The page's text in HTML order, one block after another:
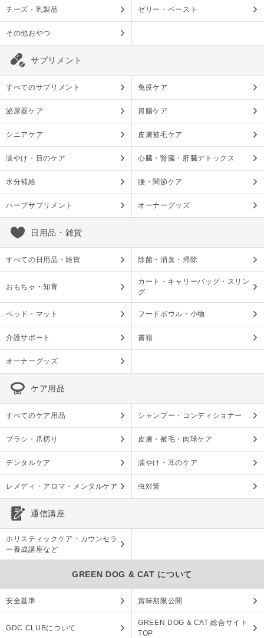
チーズ・乳製品 ゼリー・ペースト
その他おやつ
サプリメント
すべてのサプリメント 免疫ケア
泌尿器ケア 胃腸ケア
シニアケア 皮膚被毛ケア
涙やけ・目のケア 心臓・腎臓・肝臓デトックス
水分補給 腰・関節ケア
ハーブサプリメント オーナーグッズ
日用品・雑貨
すべての日用品・雑貨 除菌・消臭・掃除
おもちゃ・知育
カート・キャリーバッグ・スリン
グ
ベッド・マット フードボウル・小物
介護サポート 書籍
オーナーグッズ
ケア用品
すべてのケア用品 シャンプー・コンディショナー
ブラシ・爪切り 皮膚・被毛・肉球ケア
デンタルケア 涙やけ・耳のケア
レメディ・アロマ・メンタルケア 虫対策
通信講座
ホリスティックケア・カウンセラ
ー養成講座など
GREEN DOG & CAT について
安全基準 賞味期限公開
GDC CLUBについて
GREEN DOG & CAT 総合サイト
TOP